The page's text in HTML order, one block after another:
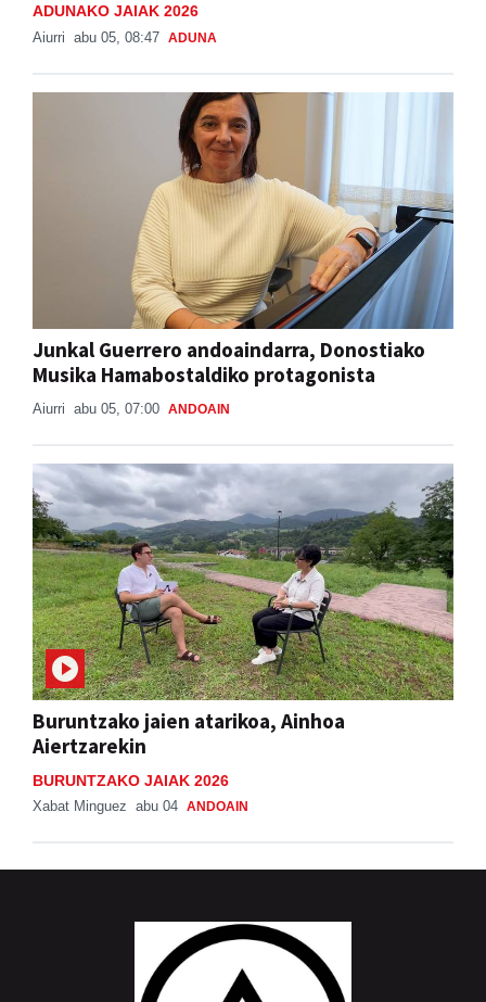
ADUNAKO JAIAK 2026
Aiurri abu 05, 08:47 ADUNA
Junkal Guerrero andoaindarra, Donostiako
Musika Hamabostaldiko protagonista
Aiurri abu 05, 07:00 ANDOAIN
Buruntzako jaien atarikoa, Ainhoa
Aiertzarekin
BURUNTZAKO JAIAK 2026
Xabat Minguez abu 04 ANDOAIN